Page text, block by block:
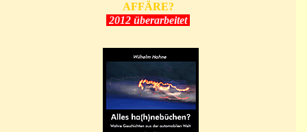
AFFÄRE?
2012 überarbeitet